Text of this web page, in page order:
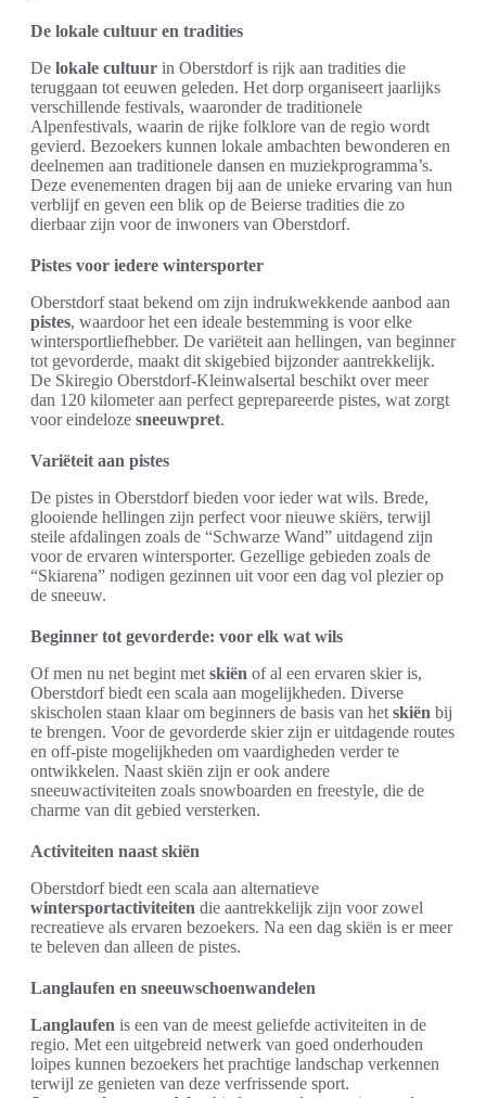
De lokale cultuur en tradities
De lokale cultuur in Oberstdorf is rijk aan tradities die
teruggaan tot eeuwen geleden. Het dorp organiseert jaarlijks
verschillende festivals, waaronder de traditionele
Alpenfestivals, waarin de rijke folklore van de regio wordt
gevierd. Bezoekers kunnen lokale ambachten bewonderen en
deelnemen aan traditionele dansen en muziekprogramma’s.
Deze evenementen dragen bij aan de unieke ervaring van hun
verblijf en geven een blik op de Beierse tradities die zo
dierbaar zijn voor de inwoners van Oberstdorf.
Pistes voor iedere wintersporter
Oberstdorf staat bekend om zijn indrukwekkende aanbod aan
pistes, waardoor het een ideale bestemming is voor elke
wintersportliefhebber. De variëteit aan hellingen, van beginner
tot gevorderde, maakt dit skigebied bijzonder aantrekkelijk.
De Skiregio Oberstdorf-Kleinwalsertal beschikt over meer
dan 120 kilometer aan perfect geprepareerde pistes, wat zorgt
voor eindeloze sneeuwpret.
Variëteit aan pistes
De pistes in Oberstdorf bieden voor ieder wat wils. Brede,
glooiende hellingen zijn perfect voor nieuwe skiërs, terwijl
steile afdalingen zoals de “Schwarze Wand” uitdagend zijn
voor de ervaren wintersporter. Gezellige gebieden zoals de
“Skiarena” nodigen gezinnen uit voor een dag vol plezier op
de sneeuw.
Beginner tot gevorderde: voor elk wat wils
Of men nu net begint met skiën of al een ervaren skier is,
Oberstdorf biedt een scala aan mogelijkheden. Diverse
skischolen staan klaar om beginners de basis van het skiën bij
te brengen. Voor de gevorderde skier zijn er uitdagende routes
en off-piste mogelijkheden om vaardigheden verder te
ontwikkelen. Naast skiën zijn er ook andere
sneeuwactiviteiten zoals snowboarden en freestyle, die de
charme van dit gebied versterken.
Activiteiten naast skiën
Oberstdorf biedt een scala aan alternatieve
wintersportactiviteiten die aantrekkelijk zijn voor zowel
recreatieve als ervaren bezoekers. Na een dag skiën is er meer
te beleven dan alleen de pistes.
Langlaufen en sneeuwschoenwandelen
Langlaufen is een van de meest geliefde activiteiten in de
regio. Met een uitgebreid netwerk van goed onderhouden
loipes kunnen bezoekers het prachtige landschap verkennen
terwijl ze genieten van deze verfrissende sport.